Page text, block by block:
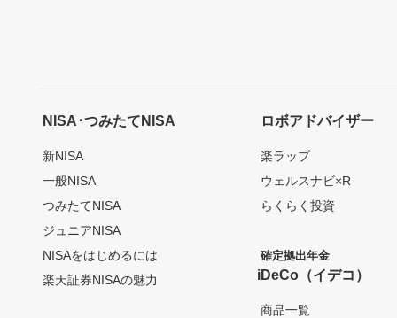
NISA･つみたてNISA
新NISA
一般NISA
つみたてNISA
ジュニアNISA
NISAをはじめるには
楽天証券NISAの魅力
ロボアドバイザー
楽ラップ
ウェルスナビ×R
らくらく投資
確定拠出年金
iDeCo（イデコ）
商品一覧